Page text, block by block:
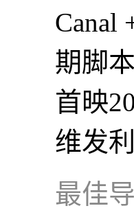
Canal
期脚
首映
维发
最佳